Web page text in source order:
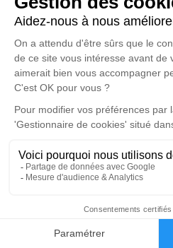
Faire-part
Un service de plantation
disponible ici .
Cérémonie religieuse
lundi 20 novembre
Église de d'Arthon-en-
Retz
rue de l'Église